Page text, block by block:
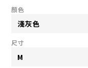
顏色
尺寸